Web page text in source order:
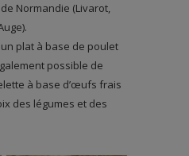
Normandie (Livarot,
plat à base de poulet
possible de
à base d’œufs frais
des légumes et des